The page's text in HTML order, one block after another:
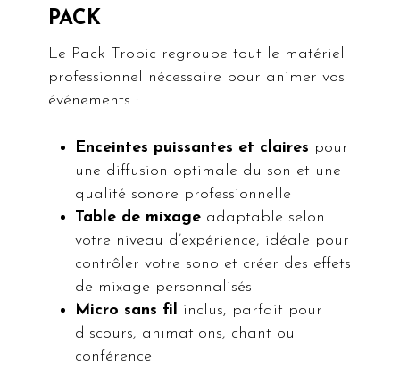
PACK
Le Pack Tropic regroupe tout le matériel
professionnel nécessaire pour animer vos
événements :
Enceintes puissantes et claires pour
une diffusion optimale du son et une
qualité sonore professionnelle
Table de mixage adaptable selon
votre niveau d’expérience, idéale pour
contrôler votre sono et créer des effets
de mixage personnalisés
Micro sans fil inclus, parfait pour
discours, animations, chant ou
conférence